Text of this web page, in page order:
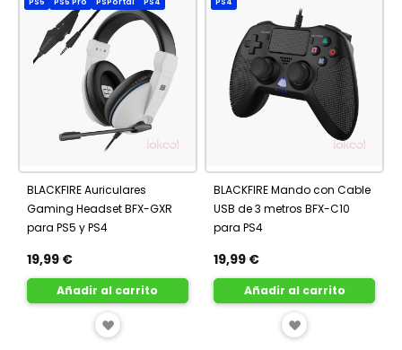
FAVORITOS
PS5 PS5 Pro PSPortal PS4
BLACKFIRE Auriculares
Gaming Headset BFX-GXR
para PS5 y PS4
19,99 €
Añadir al carrito
AÑADIR
PS4
BLACKFIRE Mando con Cable
USB de 3 metros BFX-C10
para PS4
19,99 €
Añadir al carrito
AÑADIR